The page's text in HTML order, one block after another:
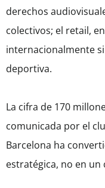
derechos
colectivos; el retail,
internacionalmente
deportiva.
La cifra de 170
comunicada por el
Barcelona ha
estratégica, no en